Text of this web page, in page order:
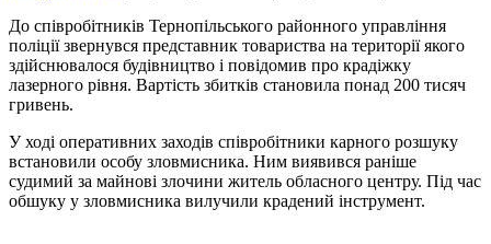
До співробітників Тернопільського районного управління
поліції звернувся представник товариства на території якого
здійснювалося будівництво і повідомив про крадіжку
лазерного рівня. Вартість збитків становила понад 200 тисяч
гривень.
У ході оперативних заходів співробітники карного розшуку
встановили особу зловмисника. Ним виявився раніше
судимий за майнові злочини житель обласного центру. Під час
обшуку у зловмисника вилучили крадений інструмент.